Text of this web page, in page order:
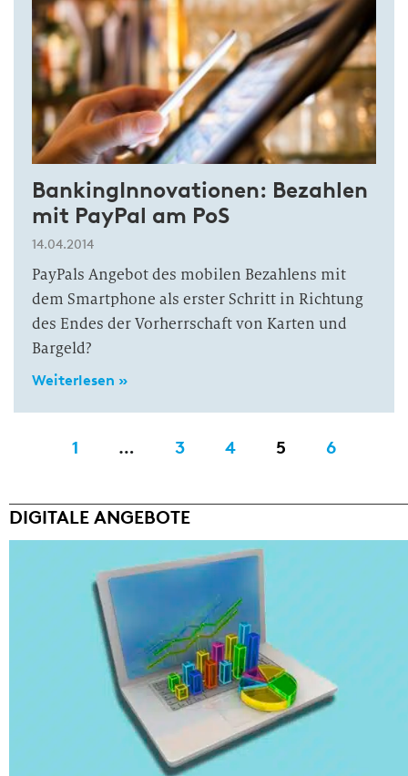
BankingInnovationen: Bezahlen
mit PayPal am PoS
14.04.2014
PayPals Angebot des mobilen Bezahlens mit
dem Smartphone als erster Schritt in Richtung
des Endes der Vorherrschaft von Karten und
Bargeld?
Weiterlesen »
1 … 3 4 5 6
DIGITALE ANGEBOTE